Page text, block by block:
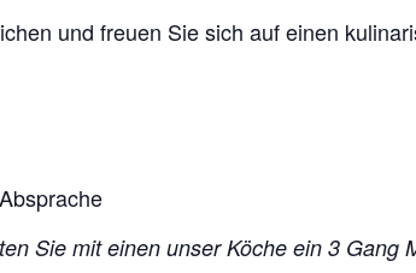
und freuen Sie sich auf einen
Sie mit einen unser Köche ein 3 Gang